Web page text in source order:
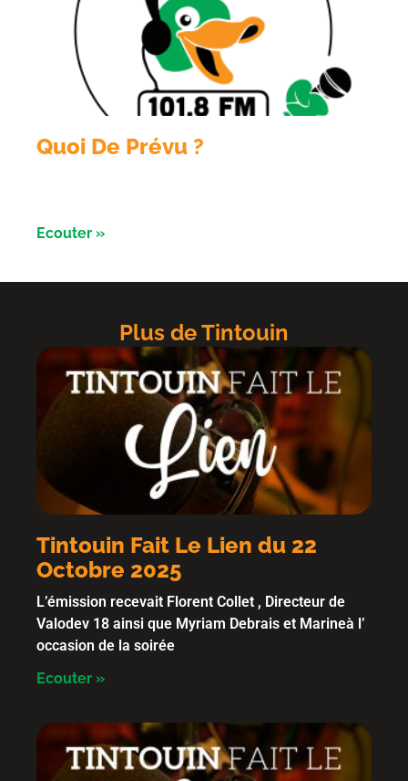
Quoi De Prévu ?
Ecouter »
Plus de Tintouin
Tintouin Fait Le Lien du 22
Octobre 2025
L’émission recevait Florent Collet , Directeur de
Valodev 18 ainsi que Myriam Debrais et Marineà l’
occasion de la soirée
Ecouter »